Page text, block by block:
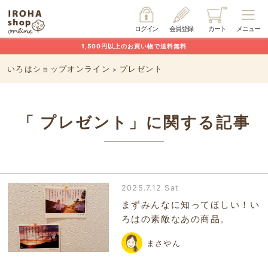
メニュー
カート
会員登録
ログイン
1,500円以上のお買い物で送料無料
いろはショップオンライン > プレゼント
「 プレゼント」に関する記事
2025.7.12 Sat
まずみんなに知ってほしい！い
ろはの素敵なあの商品。
まさやん